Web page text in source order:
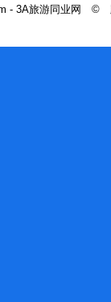
- 3A旅游同业网